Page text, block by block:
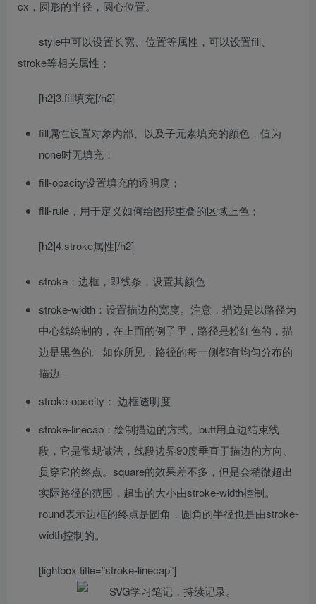
cx，圆形的半径，圆心位置。
style中可以设置长宽、位置等属性，可以设置fill、
stroke等相关属性；
[h2]3.fill填充[/h2]
fill属性设置对象内部、以及子元素填充的颜色，值为
none时无填充；
fill-opacity设置填充的透明度；
fill-rule，用于定义如何给图形重叠的区域上色；
[h2]4.stroke属性[/h2]
stroke：边框，即线条，设置其颜色
stroke-width：设置描边的宽度。注意，描边是以路径为
中心线绘制的，在上面的例子里，路径是粉红色的，描
边是黑色的。如你所见，路径的每一侧都有均匀分布的
描边。
stroke-opacity： 边框透明度
stroke-linecap：绘制描边的方式。butt用直边结束线
段，它是常规做法，线段边界90度垂直于描边的方向、
贯穿它的终点。square的效果差不多，但是会稍微超出
实际路径的范围，超出的大小由stroke-width控制。
round表示边框的终点是圆角，圆角的半径也是由stroke-
width控制的。
[lightbox title=”stroke-linecap”]